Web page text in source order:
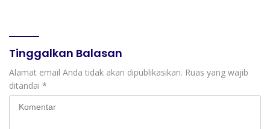
Pokok Tunggakan PKB
Tinggalkan Balasan
Alamat email Anda tidak akan dipublikasikan. Ruas yang wajib
ditandai *